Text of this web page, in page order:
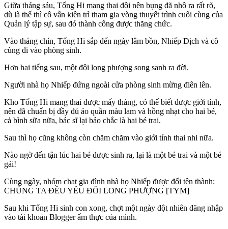
Giữa tháng sáu, Tống Hi mang thai đôi nên bụng đã nhô ra rất rõ,
dù là thế thì cô vẫn kiên trì tham gia vòng thuyết trình cuối cùng của
Quản lý tập sự, sau đó thành công được thăng chức.
Vào tháng chín, Tống Hi sắp đến ngày lâm bồn, Nhiếp Dịch và cô
cùng đi vào phòng sinh.
Hơn hai tiếng sau, một đôi long phượng song sanh ra đời.
Người nhà họ Nhiếp đứng ngoài cửa phòng sinh mừng điên lên.
Kho Tống Hi mang thai được mấy tháng, có thể biết được giới tính,
nên đã chuẩn bị đầy đủ áo quần màu lam và hồng nhạt cho hai bé,
cả bình sữa nữa, bác sĩ lại bảo chắc là hai bé trai.
Sau thì họ cũng không còn chăm chăm vào giới tính thai nhi nữa.
Nào ngờ đến tận lúc hai bé được sinh ra, lại là một bé trai và một bé
gái!
Cùng ngày, nhóm chat gia đình nhà họ Nhiếp được đổi tên thành:
CHÚNG TA ĐỀU YÊU ĐÔI LONG PHƯỢNG [TYM]
Sau khi Tống Hi sinh con xong, chợt một ngày đột nhiên đăng nhập
vào tài khoản Blogger ẩm thực của mình.